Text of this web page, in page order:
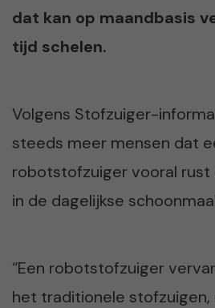
dat kan op maandbasis
tijd schelen.
Volgens Stofzuiger-
steeds meer mensen dat
robotstofzuiger vooral
in de dagelijkse
“Een robotstofzuiger
het traditionele